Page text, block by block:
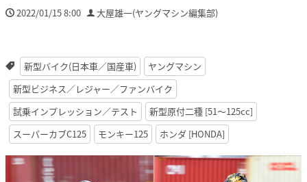
2022/01/15 8:00 大屋雄一(ヤングマシン編集部)
新型バイク(日本車／国産車)
ヤングマシン
新型ビジネス／レジャー／ファンバイク
試乗インプレッション／テスト
新型原付二種 [51〜125cc]
スーパーカブC125
モンキー125 ホンダ [HONDA]